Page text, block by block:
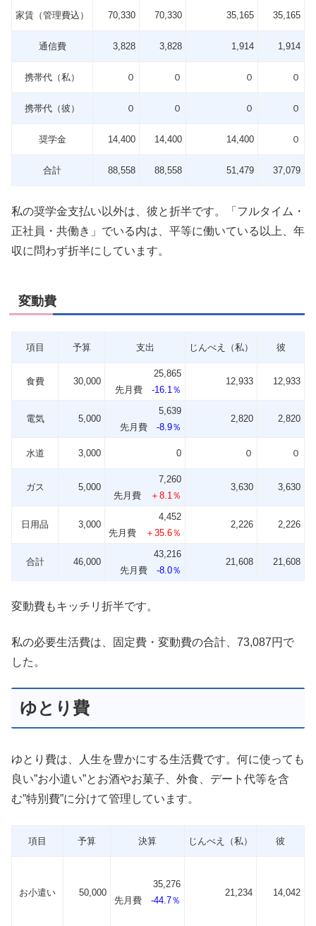
家賃（管理費込） 70,330 70,330 35,165 35,165
通信費 3,828 3,828 1,914 1,914
携帯代（私） ０ ０ ０ ０
携帯代（彼） ０ ０ ０ ０
奨学金 14,400 14,400 14,400 ０
合計 88,558 88,558 51,479 37,079
私の奨学金支払い以外は、彼と折半です。「フルタイム・
正社員・共働き」でいる内は、平等に働いている以上、年
収に問わず折半にしています。
変動費
項目 予算 支出 じんべえ（私） 彼
食費 30,000
25,865
先月費 -16.1％
12,933 12,933
電気 5,000
5,639
先月費 -8.9％
2,820 2,820
水道 3,000 0 ０ ０
ガス 5,000
7,260
先月費
＋8.1％
3,630 3,630
日用品 3,000
4,452
先月費
＋35.6％
2,226 2,226
合計 46,000
43,216
先月費 -8.0％
21,608 21,608
変動費もキッチリ折半です。
私の必要生活費は、固定費・変動費の合計、73,087円で
した。
ゆとり費
ゆとり費は、人生を豊かにする生活費です。何に使っても
良い”お小遣い”とお酒やお菓子、外食、デート代等を含
む”特別費”に分けて管理しています。
項目 予算 決算 じんべえ（私） 彼
お小遣い 50,000
35,276
先月費 -44.7％
21,234 14,042